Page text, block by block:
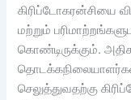
கிரிப்டோகரன்சியை
மற்றும்
கொண்டிருக்கும்.
செலுத்துவதற்கு